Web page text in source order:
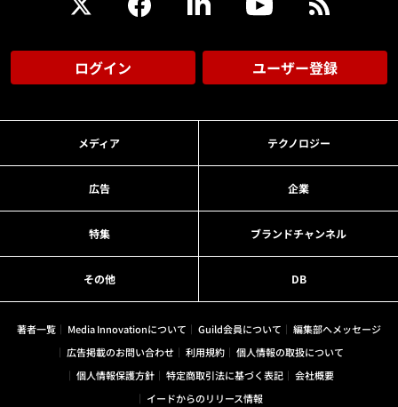
ログイン ユーザー登録
メディア テクノロジー
広告 企業
特集 ブランドチャンネル
その他 DB
著者一覧 Media Innovationについて Guild会員について
編集部へメッセージ
広告掲載のお問い合わせ
利用規約
個人情報の取扱について
個人情報保護方針
特定商取引法に基づく表記
会社概要
イードからのリリース情報